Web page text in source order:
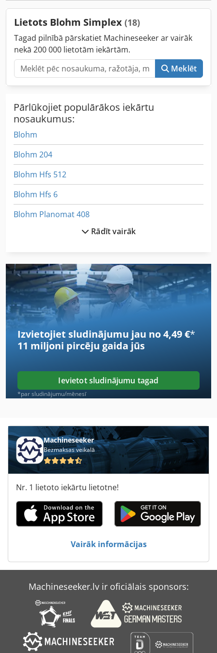
Lietots Blohm Simplex (18)
Tagad pilnībā pārskatiet Machineseeker ar vairāk
nekā 200 000 lietotām iekārtām.
Meklēt
Pārlūkojiet populārākos iekārtu
nosaukumus:
Blohm
Blohm 204
Blohm Hfs 512
Blohm Hfs 6
Blohm Planomat 408
Drukāšanas Bloks
Eumach
Grāmatu Atpakaļ
Hermle
Index C100
Knopp Slīpēšanas Mašīna
Knuth
Knuth Kb 1400
Kovosvit
Lista
Löser Ks 100
Mazak Multiplex 620
Schlebach
Schlebach Dsm 1000
Simplex
Rādīt vairāk
Izvietojiet sludinājumu jau no 4,49 €*
11 miljoni pircēju gaida jūs
Ievietot sludinājumu tagad
*par sludinājumu/mēnesī
Machineseeker
Bezmaksas veikalā
Nr. 1 lietoto iekārtu lietotne!
Vairāk informācijas
Machineseeker.lv ir oficiālais sponsors: